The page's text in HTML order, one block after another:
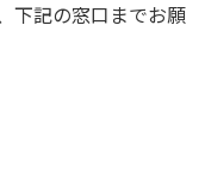
下記の窓口までお願